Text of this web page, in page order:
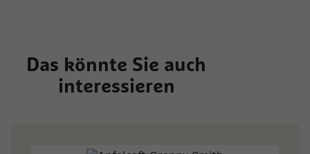
Das könnte Sie auch
interessieren